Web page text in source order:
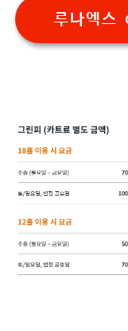
루나엑스